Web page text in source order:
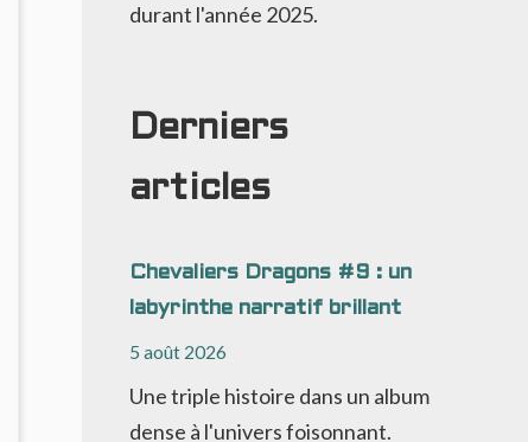
durant l'année 2025.
Derniers
articles
Chevaliers Dragons #9 : un
labyrinthe narratif brillant
5 août 2026
Une triple histoire dans un album
dense à l'univers foisonnant.